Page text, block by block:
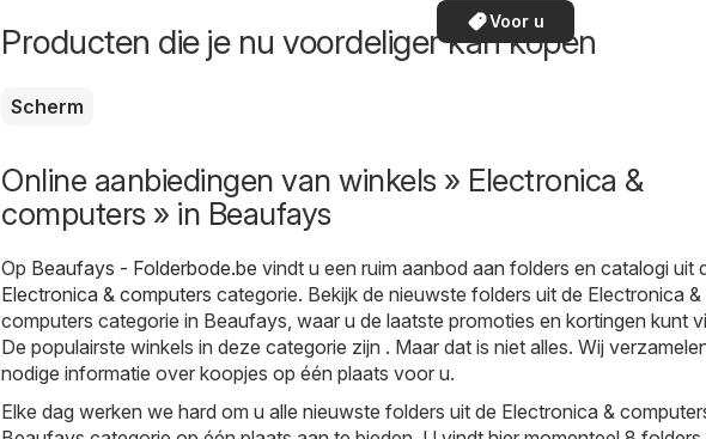
Voor u
Producten die je nu voordeliger kan kopen
Scherm
Online aanbiedingen van winkels » Electronica &
computers » in Beaufays
Op Beaufays - Folderbode.be vindt u een ruim aanbod aan folders en catalogi uit
Electronica & computers categorie. Bekijk de nieuwste folders uit de Electronica &
computers categorie in Beaufays, waar u de laatste promoties en kortingen kunt
De populairste winkels in deze categorie zijn . Maar dat is niet alles. Wij
nodige informatie over koopjes op één plaats voor u.
Elke dag werken we hard om u alle nieuwste folders uit de Electronica &